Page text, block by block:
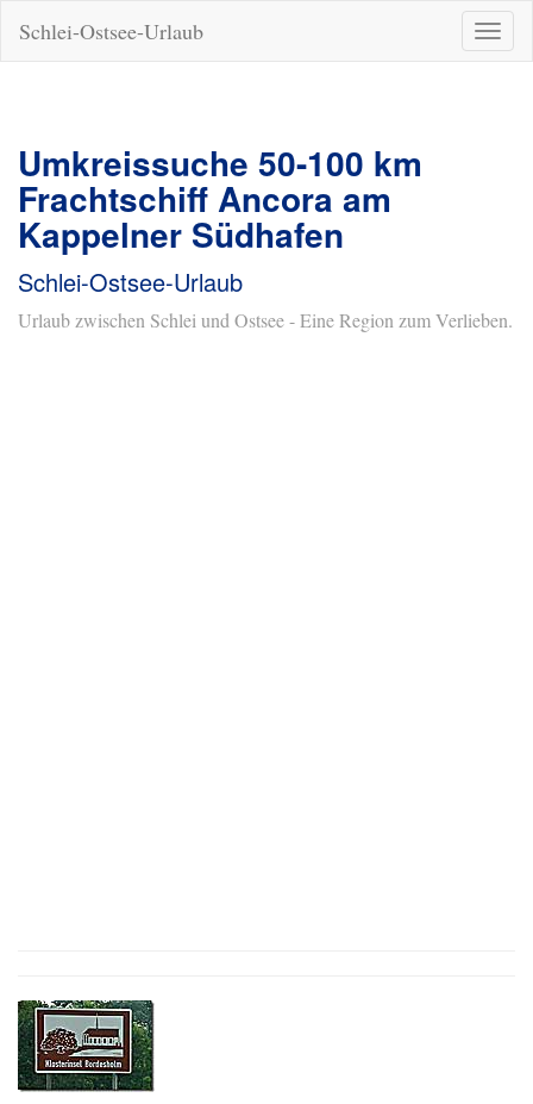
ein-/
Schlei-Ostsee-Urlaub
Umkreissuche 50-100 km
Frachtschiff Ancora am
Kappelner Südhafen
Schlei-Ostsee-Urlaub
Urlaub zwischen Schlei und Ostsee - Eine Region zum Verlieben.